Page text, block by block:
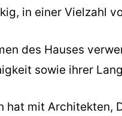
in einer Vielzahl
des Hauses
sowie ihrer
hat mit Architekten,